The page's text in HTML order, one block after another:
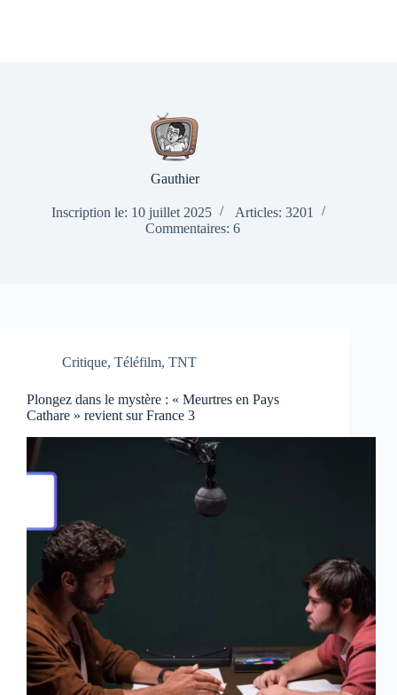
Gauthier
Inscription le: 10 juillet 2025
Articles: 3201
Commentaires: 6
Critique, Téléfilm, TNT
Plongez dans le mystère : « Meurtres en Pays
Cathare » revient sur France 3